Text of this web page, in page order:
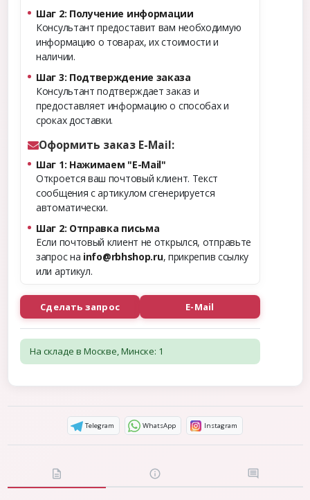
Шаг 2: Получение информации
Консультант предоставит вам необходимую
информацию о товарах, их стоимости и
наличии.
Шаг 3: Подтверждение заказа
Консультант подтверждает заказ и
предоставляет информацию о способах и
сроках доставки.
Оформить заказ E-Mail:
Шаг 1: Нажимаем "E-Mail"
Откроется ваш почтовый клиент. Текст
сообщения с артикулом сгенерируется
автоматически.
Шаг 2: Отправка письма
Если почтовый клиент не открылся, отправьте
запрос на info@rbhshop.ru, прикрепив ссылку
или артикул.
Сделать запрос E-Mail
На складе в Москве, Минске: 1
Telegram WhatsApp Instagram